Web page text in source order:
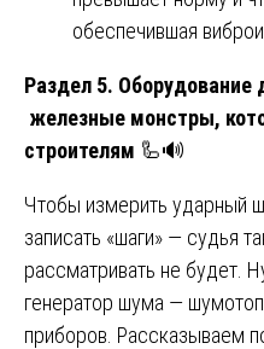
обеспечившая
Раздел 5. Оборудование
железные монстры,
строителям 🦾🔊
Чтобы измерить ударный
записать «шаги» — судья
рассматривать не будет.
генератор шума —
приборов. Рассказываем